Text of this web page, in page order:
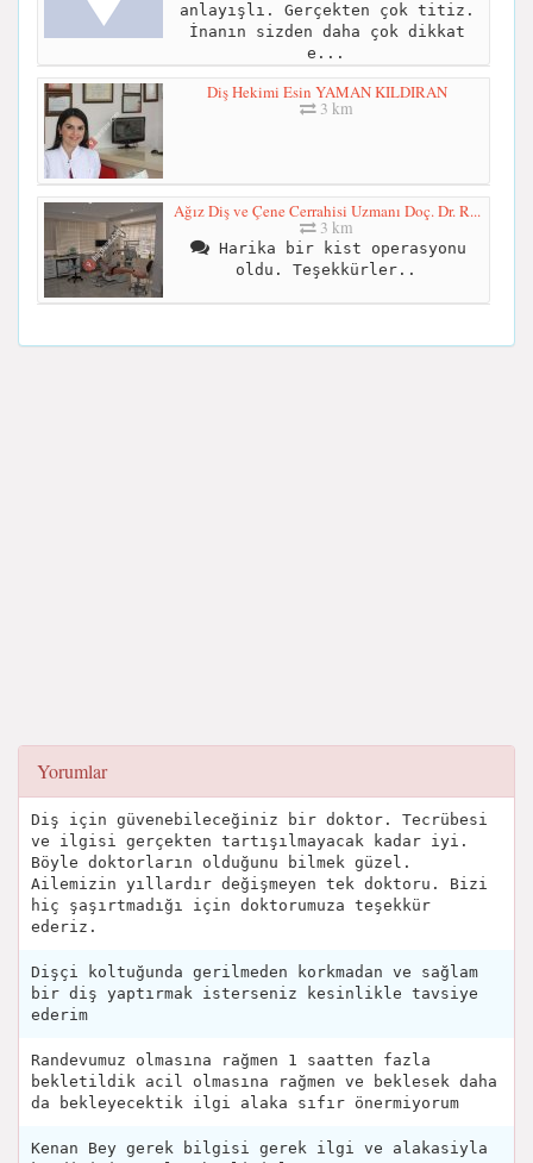
anlayışlı. Gerçekten çok titiz.
İnanın sizden daha çok dikkat
e...
Diş Hekimi Esin YAMAN KILDIRAN
3 km
Ağız Diş ve Çene Cerrahisi Uzmanı Doç. Dr. R...
3 km
Harika bir kist operasyonu
oldu. Teşekkürler..
Yorumlar
Diş için güvenebileceğiniz bir doktor. Tecrübesi
ve ilgisi gerçekten tartışılmayacak kadar iyi.
Böyle doktorların olduğunu bilmek güzel.
Ailemizin yıllardır değişmeyen tek doktoru. Bizi
hiç şaşırtmadığı için doktorumuza teşekkür
ederiz.
Dişçi koltuğunda gerilmeden korkmadan ve sağlam
bir diş yaptırmak isterseniz kesinlikle tavsiye
ederim
Randevumuz olmasına rağmen 1 saatten fazla
bekletildik acil olmasına rağmen ve beklesek daha
da bekleyecektik ilgi alaka sıfır önermiyorum
Kenan Bey gerek bilgisi gerek ilgi ve alakasiyla